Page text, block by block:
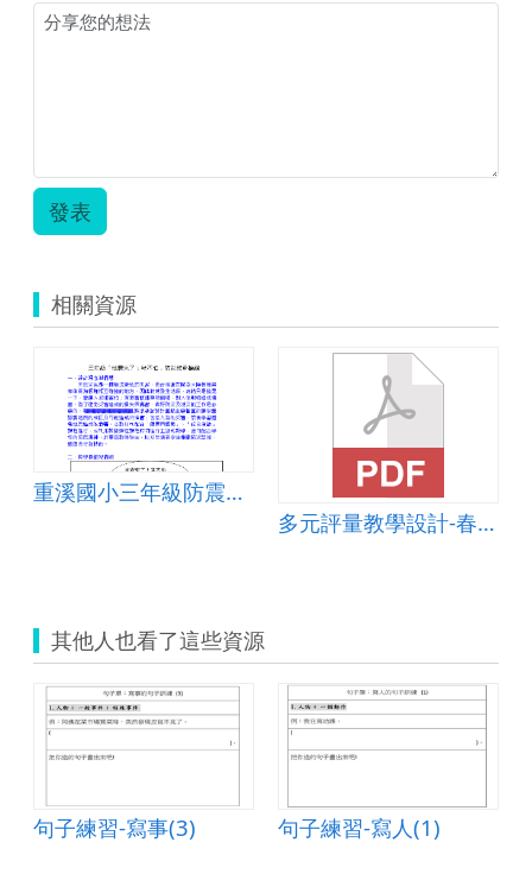
發表
相關資源
重溪國小三年級防震教案
多元評量教學設計-春秋戰國時代的劇變
其他人也看了這些資源
句子練習-寫事(3) 句子練習-寫人(1)